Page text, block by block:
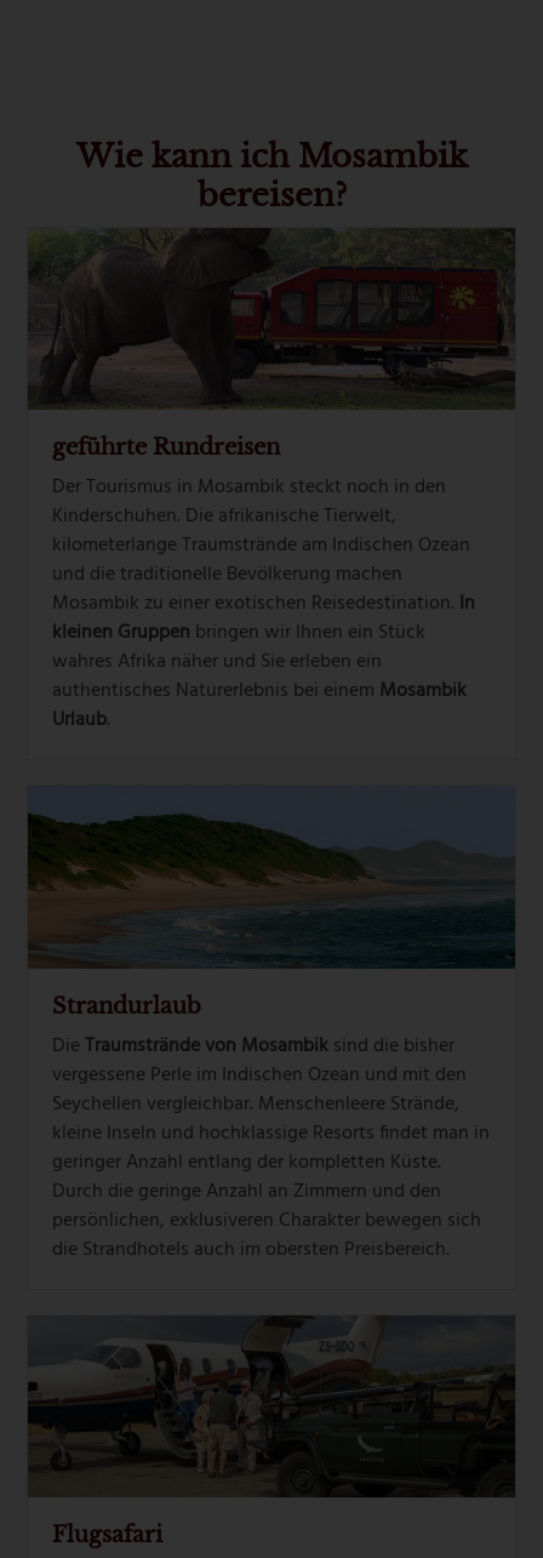
Wie kann ich Mosambik
bereisen?
geführte Rundreisen
Der Tourismus in Mosambik steckt noch in den
Kinderschuhen. Die afrikanische Tierwelt,
kilometerlange Traumstrände am Indischen Ozean
und die traditionelle Bevölkerung machen
Mosambik zu einer exotischen Reisedestination. In
kleinen Gruppen bringen wir Ihnen ein Stück
wahres Afrika näher und Sie erleben ein
authentisches Naturerlebnis bei einem Mosambik
Urlaub.
Strandurlaub
DieTraumstrände von Mosambiksind die bisher
vergessene Perle im Indischen Ozean und mit den
Seychellen vergleichbar. Menschenleere Strände,
kleine Inseln und hochklassige Resorts findet man in
geringer Anzahl entlang der kompletten Küste.
Durch die geringe Anzahl an Zimmern und den
persönlichen, exklusiveren Charakter bewegen sich
die Strandhotels auch im obersten Preisbereich.
Flugsafari